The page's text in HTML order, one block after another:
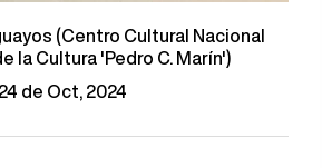
(Centro Cultural Nacional
la Cultura 'Pedro C. Marín')
de Oct, 2024